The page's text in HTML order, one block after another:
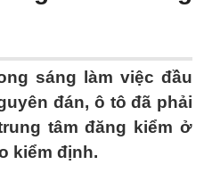
sáng làm việc đầu
đán, ô tô đã phải
tâm đăng kiểm ở
kiểm định.